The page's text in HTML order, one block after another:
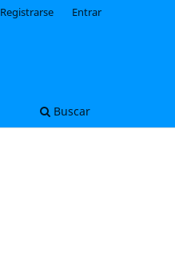
Buscar
Registrarse Entrar